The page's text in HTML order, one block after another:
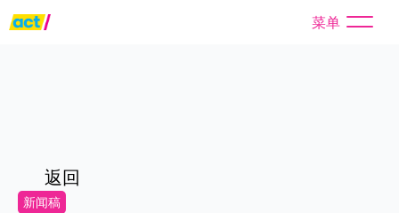
菜单
返回
新闻稿